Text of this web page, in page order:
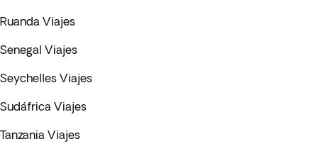
Ruanda Viajes
Senegal Viajes
Seychelles Viajes
Sudáfrica Viajes
Tanzania Viajes